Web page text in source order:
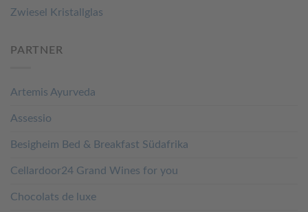
Zwiesel Kristallglas
PARTNER
Artemis Ayurveda
Assessio
Besigheim Bed & Breakfast Südafrika
Cellardoor24 Grand Wines for you
Chocolats de luxe